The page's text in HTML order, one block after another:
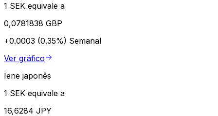
1 SEK equivale a
0,0781838 GBP
+0.0003 (0.35%) Semanal
Ver gráfico
Iene japonês
1 SEK equivale a
16,6284 JPY